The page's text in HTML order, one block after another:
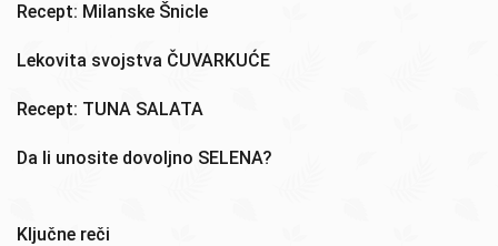
Recept: Milanske Šnicle
Lekovita svojstva ČUVARKUĆE
Recept: TUNA SALATA
Da li unosite dovoljno SELENA?
Ključne reči